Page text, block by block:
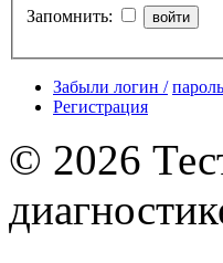
Запомнить:
Забыли логин /
Регистрация
© 2026